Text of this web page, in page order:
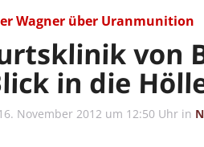
Wagner über Uranmunition
von
in die
November 2012 um 12:50 Uhr in